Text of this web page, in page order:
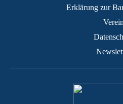
Erklärung zur
Verein